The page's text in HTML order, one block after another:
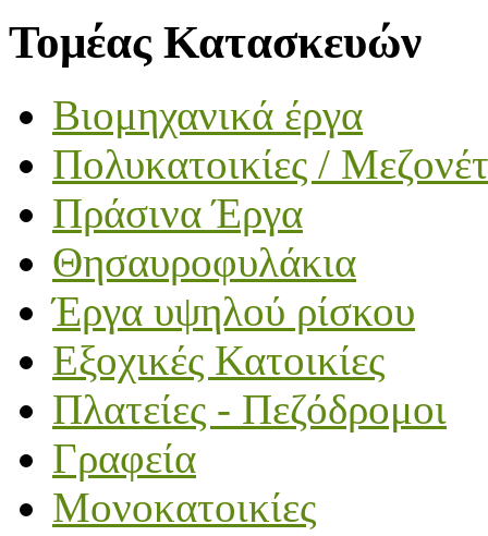
Τομέας Κατασκευών
Βιομηχανικά έργα
Πολυκατοικίες /
Πράσινα Έργα
Θησαυροφυλάκια
Έργα υψηλού ρίσκου
Εξοχικές Κατοικίες
Πλατείες - Πεζόδρομοι
Γραφεία
Μονοκατοικίες